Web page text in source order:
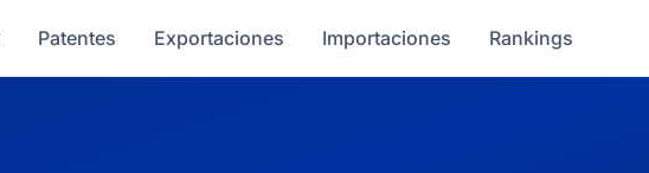
Patentes Exportaciones Importaciones Rankings